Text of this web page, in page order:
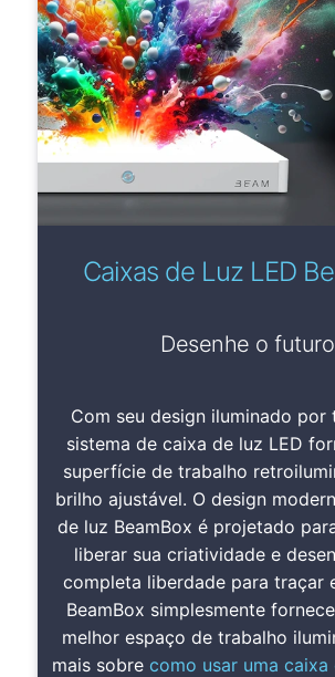
Caixas de Luz LED
Desenhe o futuro
Com seu design iluminado por
sistema de caixa de luz LED
superfície de trabalho
brilho ajustável. O design
de luz BeamBox é projetado
liberar sua criatividade e
completa liberdade para traçar
BeamBox simplesmente
melhor espaço de trabalho
mais sobre como usar uma caixa